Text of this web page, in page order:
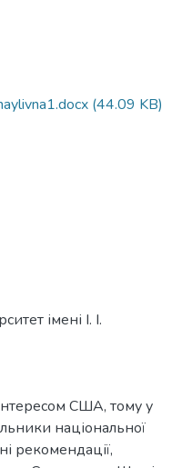
(44.09 KB)
імені І. І.
США, тому у
національної
рекомендації,